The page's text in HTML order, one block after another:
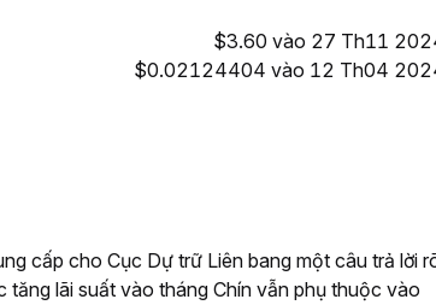
$3.60 vào 27 Th11
$0.02124404 vào 12 Th04
cấp cho Cục Dự trữ Liên bang một câu trả lời
tăng lãi suất vào tháng Chín vẫn phụ thuộc vào